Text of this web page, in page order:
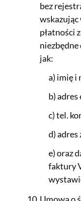
bez
wskazując
płatności
jak:
a) imię i
b) adres
c) tel.
d)
e) oraz
faktury